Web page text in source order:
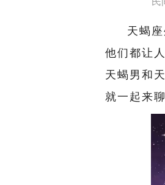
天蝎
他们都让
天蝎男和
就一起来聊